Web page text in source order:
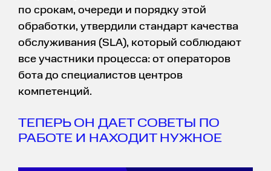
по срокам, очереди и порядку этой
обработки, утвердили стандарт качества
обслуживания (SLA), который соблюдают
все участники процесса: от операторов
бота до специалистов центров
компетенций.
ТЕПЕРЬ ОН ДАЕТ СОВЕТЫ ПО
РАБОТЕ И НАХОДИТ НУЖНОЕ